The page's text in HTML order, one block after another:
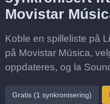
Movistar
Koble en spilleliste på
på Movistar Música,
oppdateres, og la
Gratis (1 synkronisering)